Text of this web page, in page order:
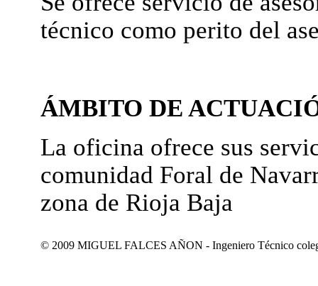
técnico como perito del
ÁMBITO DE
La oficina ofrece sus
comunidad Foral de
zona de Rioja Baja
© 2009 MIGUEL FALCES AÑON - Ingeniero Técnico